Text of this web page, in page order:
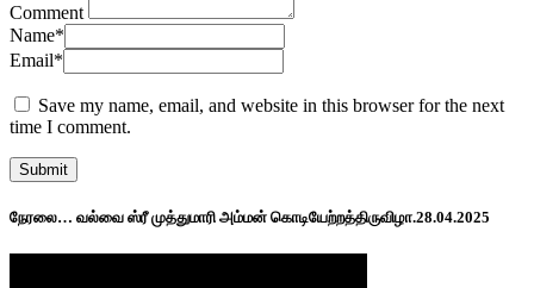
Comment
Name*
Email*
Save my name, email, and website in this browser for the next
time I comment.
நேரலை… வல்வை ஸ்ரீ முத்துமாரி அம்மன் கொடியேற்றத்திருவிழா.28.04.2025